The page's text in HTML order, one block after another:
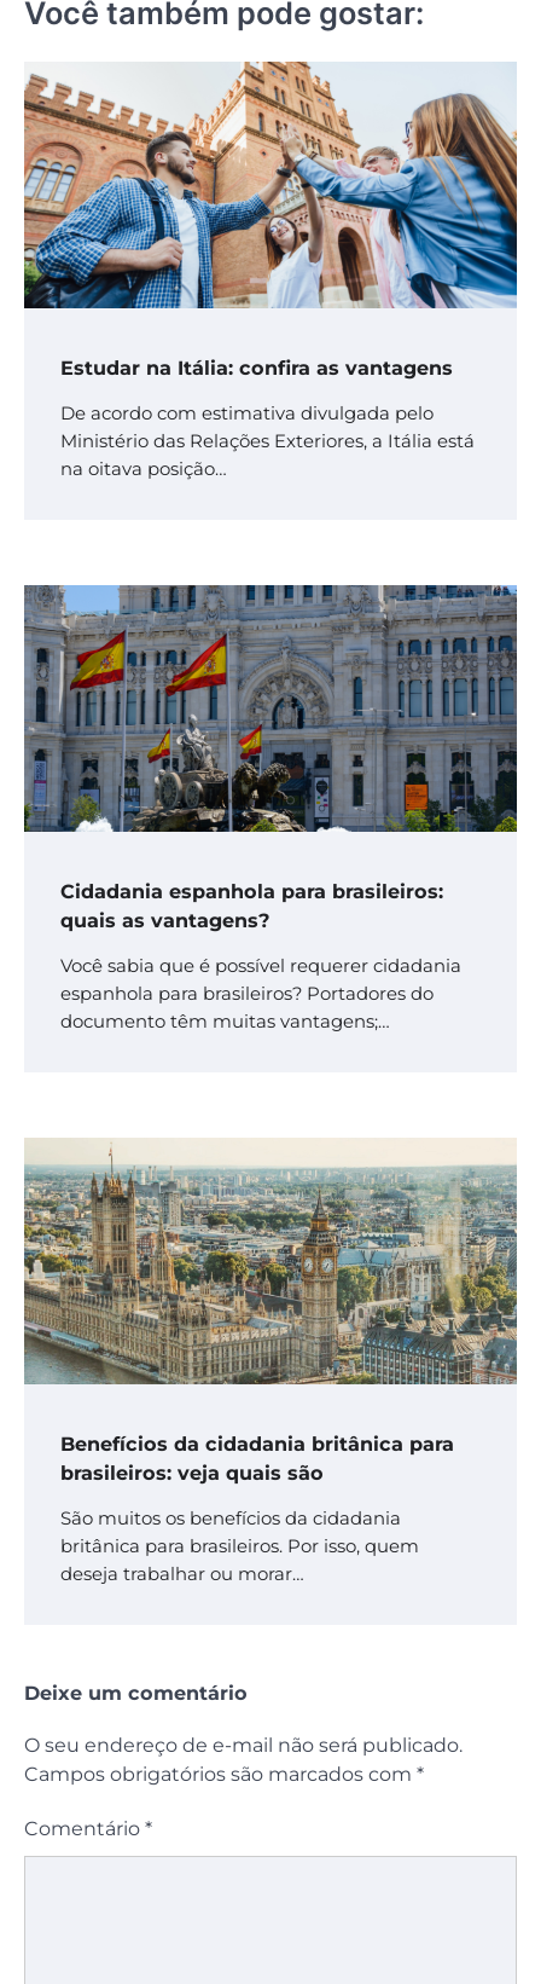
Você também pode gostar:
Estudar na Itália: confira as vantagens
De acordo com estimativa divulgada pelo
Ministério das Relações Exteriores, a Itália está
na oitava posição…
Cidadania espanhola para brasileiros:
quais as vantagens?
Você sabia que é possível requerer cidadania
espanhola para brasileiros? Portadores do
documento têm muitas vantagens;…
Benefícios da cidadania britânica para
brasileiros: veja quais são
São muitos os benefícios da cidadania
britânica para brasileiros. Por isso, quem
deseja trabalhar ou morar…
Deixe um comentário
O seu endereço de e-mail não será publicado.
Campos obrigatórios são marcados com *
Comentário *